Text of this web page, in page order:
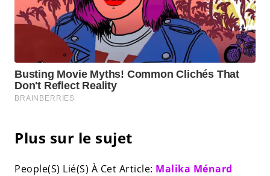
Plus sur le sujet
People(S) Lié(S) À Cet Article: Malika Ménard